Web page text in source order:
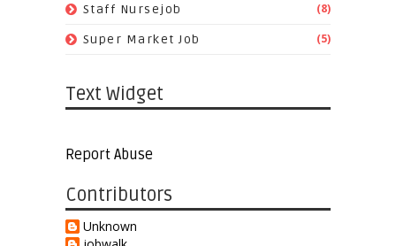
Staff Nursejob (8)
Super Market Job (5)
Text Widget
Report Abuse
Contributors
Unknown